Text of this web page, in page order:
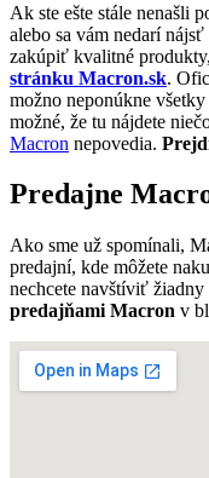
Ak ste ešte stále nenašli
alebo sa vám nedarí
zakúpiť kvalitné
stránku Macron.sk.
možno neponúkne
možné, že tu nájdete
Macron nepovedia.
Predajne
Ako sme už spomínali,
predajní, kde môžete
nechcete navštíviť
predajňami Macron v